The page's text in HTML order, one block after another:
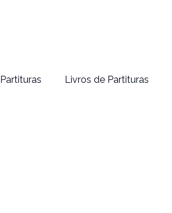
Partituras Livros de Partituras